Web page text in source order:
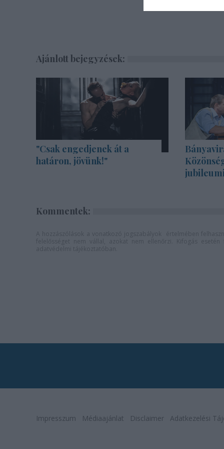
Ajánlott bejegyzések:
"Csak engedjenek át a
határon, jövünk!"
Kommentek:
Impresszum Médiaajánlat Disclaimer Adatkezelési